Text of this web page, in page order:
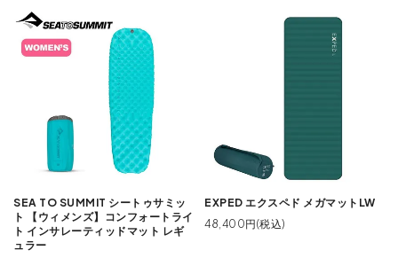
SEA TO SUMMIT シートゥサミッ
ト 【ウィメンズ】コンフォートライ
ト インサレーティッドマット レギ
ュラー
EXPED エクスペド メガマットLW
48,400円(税込)